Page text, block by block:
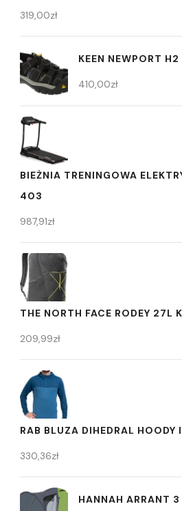
319,00zł
KEEN NEWPORT
410,00zł
BIEŻNIA TRENINGOWA
403
987,91zł
THE NORTH FACE RODEY 27L
209,99zł
RAB BLUZA DIHEDRAL HOODY
330,36zł
HANNAH ARRANT 3